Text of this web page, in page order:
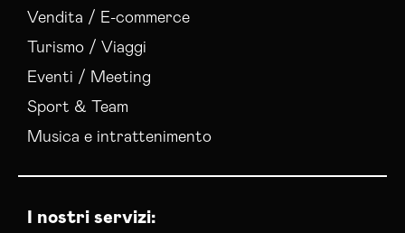
Social Media Advertising Torino
Social Media Manager Torino
Sviluppo Ecommerce Torino
Web Agency Torino
Vendita / E-commerce
Turismo / Viaggi
Eventi / Meeting
Sport & Team
Musica e intrattenimento
I nostri servizi: